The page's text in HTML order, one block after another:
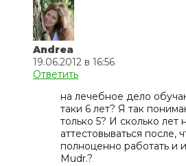
Andrea
19.06.2012 в 16:56
Ответить
на лечебное дело
таки 6 лет? Я так
только 5? И сколько лет
аттестовываться
полноценно работать и
Mudr.?